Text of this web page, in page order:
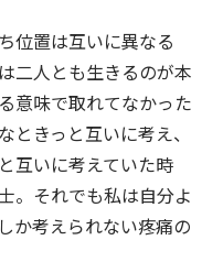
位置は互いに異なる
二人とも生きるのが本
意味で取れてなかった
ときっと互いに考え、
互いに考えていた時
。それでも私は自分よ
か考えられない疼痛の